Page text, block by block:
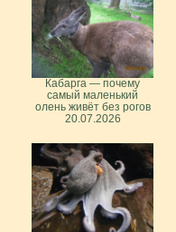
Кабарга — почему
самый маленький
олень живёт без рогов
20.07.2026